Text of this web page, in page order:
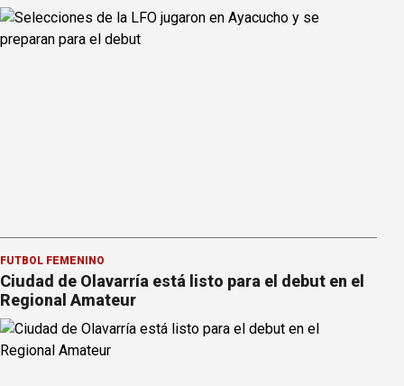
FÚTBOL FEMENINO
Ciudad de Olavarría está listo para el debut en el
Regional Amateur